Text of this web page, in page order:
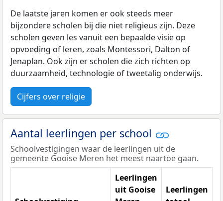
De laatste jaren komen er ook steeds meer
bijzondere scholen bij die niet religieus zijn. Deze
scholen geven les vanuit een bepaalde visie op
opvoeding of leren, zoals Montessori, Dalton of
Jenaplan. Ook zijn er scholen die zich richten op
duurzaamheid, technologie of tweetalig onderwijs.
Cijfers over religie
Aantal leerlingen per school
Schoolvestigingen waar de leerlingen uit de
gemeente Gooise Meren het meest naartoe gaan.
Leerlingen
uit Gooise
Leerlingen